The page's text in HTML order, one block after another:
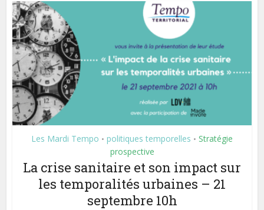
Les Mardi Tempo • politiques temporelles • Stratégie
prospective
La crise sanitaire et son impact sur
les temporalités urbaines – 21
septembre 10h